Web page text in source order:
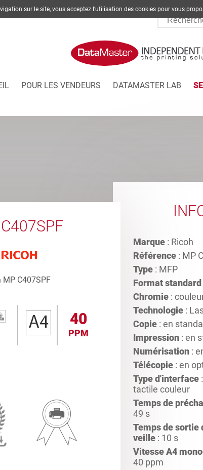
POUR LES VENDEURS DATAMASTER LAB
40
PPM
Marque : Ricoh
Référence : MP
Type : MFP
Format standard
Chromie :
Technologie :
Copie : en
Impression : en
Numérisation :
Télécopie : en
Type d'interface
tactile couleur
Temps de
49 s
Temps de sortie
veille : 10 s
Vitesse A4
40 ppm
sur le site, vous acceptez l'utilisation des cookies pour vous